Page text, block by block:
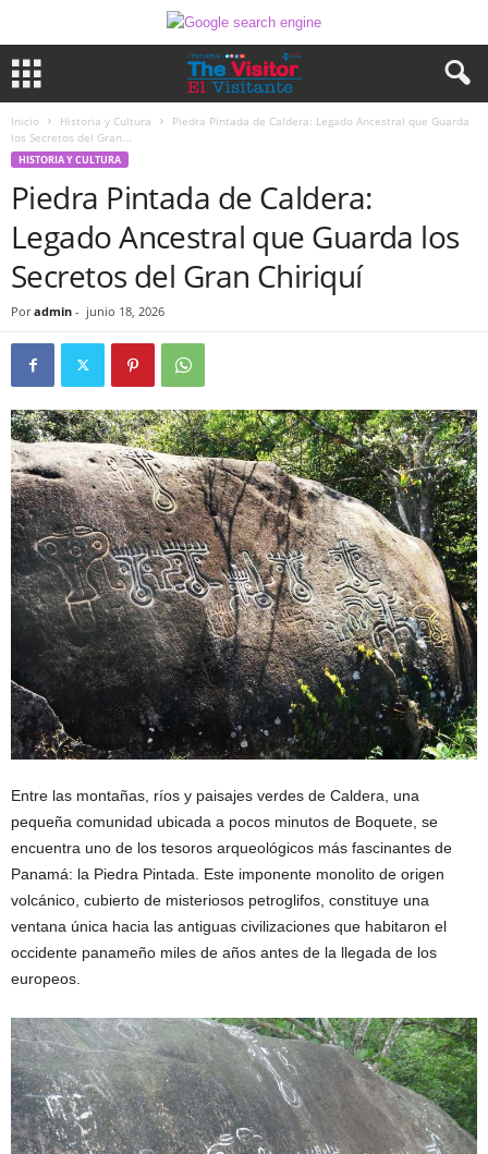
Inicio Historia y Cultura
Piedra Pintada de Caldera: Legado Ancestral que Guarda
los Secretos del Gran...
HISTORIA Y CULTURA
Piedra Pintada de Caldera:
Legado Ancestral que Guarda los
Secretos del Gran Chiriquí
Por admin - junio 18, 2026
Entre las montañas, ríos y paisajes verdes de Caldera, una
pequeña comunidad ubicada a pocos minutos de Boquete, se
encuentra uno de los tesoros arqueológicos más fascinantes de
Panamá: la Piedra Pintada. Este imponente monolito de origen
volcánico, cubierto de misteriosos petroglifos, constituye una
ventana única hacia las antiguas civilizaciones que habitaron el
occidente panameño miles de años antes de la llegada de los
europeos.